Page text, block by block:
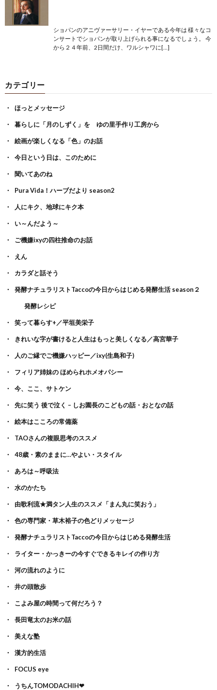
ショパンのアニヴァーサリー・イヤーである今年は 様々なコ
ンサートでショパンが取り上げられる事になるでしょう。 今
から２４年前、2日間だけ、ワルシャワに[…]
カテゴリー
ほっとメッセージ
暮らしに「月のしずく」を ゆの里手作り工房から
絵画が楽しくなる「色」のお話
今日という日は、このために
聞いてあのね
Pura Vida！ハーブだより season2
人にキク、地球にキク本
い～んだよう～
ご機嫌ixyの四柱推命のお話
えん
カラダと話そう
発酵ナチュラリストTaccoの今日からはじめる発酵生活 season２
発酵レシピ
笑って暮らす+／平垣美栄子
きれいな字が書けると人生はもっと美しくなる／高宮華子
人のご縁でご機嫌ハッピー／ixy(生島和子)
フィリア姉妹の ほめられホメオパシー
今、ここ、サトケン
先に笑う 後で泣く – しお園長のこどもの話・おとなの話
絵本はこころの常備薬
TAOさんの複眼思考のススメ
48歳・素のままに…やよい・スタイル
あろは～呼吸法
水のかたち
由歌利流★満タン人生のススメ「まん丸に笑おう」
色の専門家・草木裕子の色どりメッセージ
発酵ナチュラリストTaccoの今日からはじめる発酵生活
ライター・かっきーの今すぐできるキレイの作り方
河の流れのように
井の頭散歩
こよみ屋の時間って何だろう？
長田竜太のお米の話
美えな塾
漢方的生活
FOCUS eye
うちんTOMODACHIH❤